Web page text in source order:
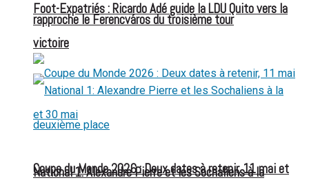
rapproche le Ferencváros du troisième tour
Coupe du Monde 2026 : Deux dates à retenir, 11 mai et
Foot-Expatriés : Ricardo Adé guide la LDU Quito vers la
victoire
National 1: Alexandre Pierre et les Sochaliens à la